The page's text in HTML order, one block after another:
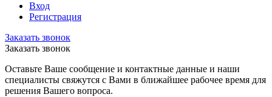
Вход
Регистрация
Заказать звонок
Заказать звонок
Оставьте Ваше сообщение и контактные данные и наши
специалисты свяжутся с Вами в ближайшее рабочее время для
решения Вашего вопроса.